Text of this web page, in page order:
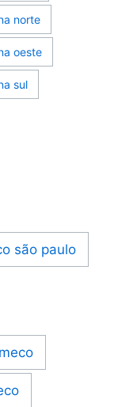
norte
oeste
sul
são paulo